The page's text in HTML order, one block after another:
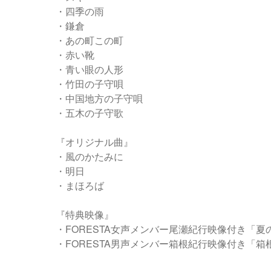
・四季の雨
・鎌倉
・あの町この町
・赤い靴
・青い眼の人形
・竹田の子守唄
・中国地方の子守唄
・五木の子守歌
『オリジナル曲』
・風のかたみに
・明日
・まほろば
『特典映像』
・FORESTA女声メンバー尾瀬紀行映像付き「夏
・FORESTA男声メンバー箱根紀行映像付き「箱